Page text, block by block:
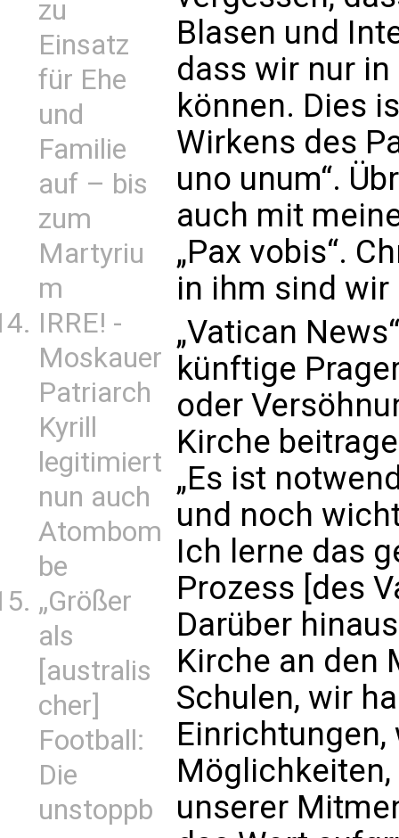
zu
Einsatz
für Ehe
und
Familie
auf – bis
zum
Martyriu
m
IRRE! -
Moskauer
Patriarch
Kyrill
legitimiert
nun auch
Atombom
be
„Größer
als
[australis
cher]
Football:
Die
unstoppb
Blasen und
dass wir nur
können. Dies
Wirkens des
uno unum“.
auch mit
„Pax vobis“.
in ihm sind wir
„Vatican
künftige
oder
Kirche
„Es ist
und noch
Ich lerne das
Prozess [des
Darüber
Kirche an den
Schulen, wir
unserer